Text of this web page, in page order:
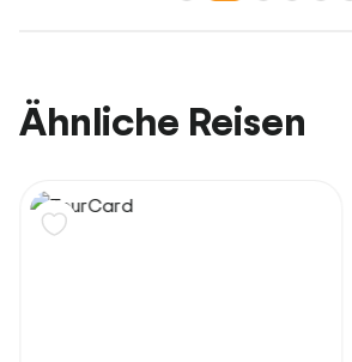
Ähnliche Reisen